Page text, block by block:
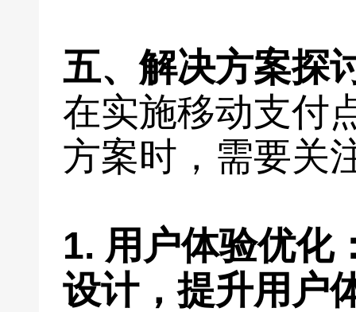
五、解决方案探
在实施移动支付
方案时，需要关
1. 用户体验优化
设计，提升用户